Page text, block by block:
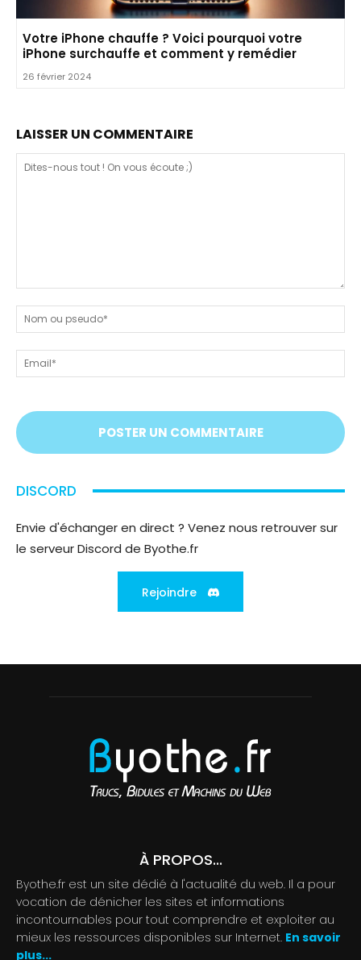
Votre iPhone chauffe ? Voici pourquoi votre
iPhone surchauffe et comment y remédier
26 février 2024
LAISSER UN COMMENTAIRE
nous
tout
!
On
vous
;)
ou
DISCORD
Envie d'échanger en direct ? Venez nous retrouver sur
le serveur Discord de Byothe.fr
Rejoindre
À PROPOS...
Byothe.fr est un site dédié à l'actualité du web. Il a pour
vocation de dénicher les sites et informations
incontournables pour tout comprendre et exploiter au
mieux les ressources disponibles sur Internet. En savoir
plus...